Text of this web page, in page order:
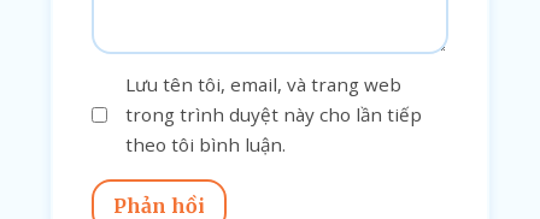
Lưu tên tôi, email, và trang web
trong trình duyệt này cho lần tiếp
theo tôi bình luận.
Phản hồi